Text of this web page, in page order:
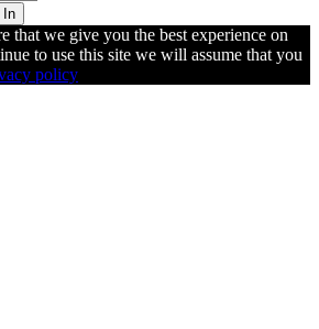
In
that we give you the best experience on
to use this site we will assume that you
policy